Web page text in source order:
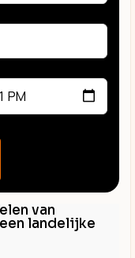
van
landelijke